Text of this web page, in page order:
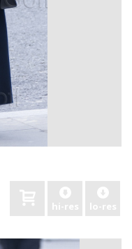
hi-res lo-res